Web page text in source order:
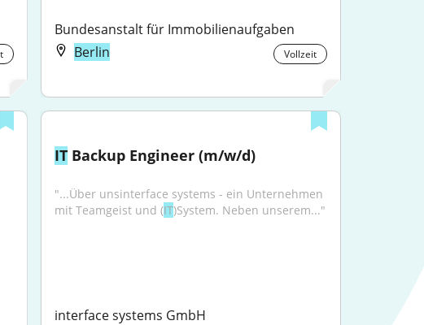
Bundesanstalt für Immobilienaufgaben
Berlin
Vollzeit
IT Backup Engineer (m/w/d)
"...Über unsinterface systems - ein Unternehmen
mit Teamgeist und (IT)System. Neben unserem..."
interface systems GmbH